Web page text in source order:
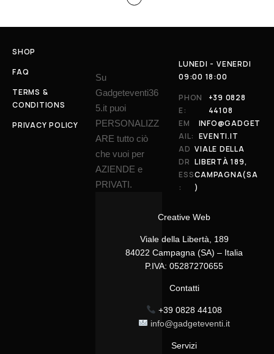
SHOP
FAQ
TERMS &
CONDITIONS
PRIVACY POLICY
Su
Gadgeteventi36
5.it puoi
PERSONALIZZ
ARE tutto ciò
che vuoi per
AZIENDE e
PRIVATI.
Creative Web
Viale della Libertà, 189
84022 Campagna (SA) – Italia
P.IVA: 05287270655
Contatti
+39 0828 44108
info@gadgeteventi.it
Servizi
LUNEDI - VENERDI
09:00 18:00
PHON
E:
+39 0828
44108
EM
AIL:
INFO@GADGET
EVENTI.IT
AD
DR
ESS
:
VIALE DELLA
LIBERTÀ 189,
CAMPAGNA(SA
)